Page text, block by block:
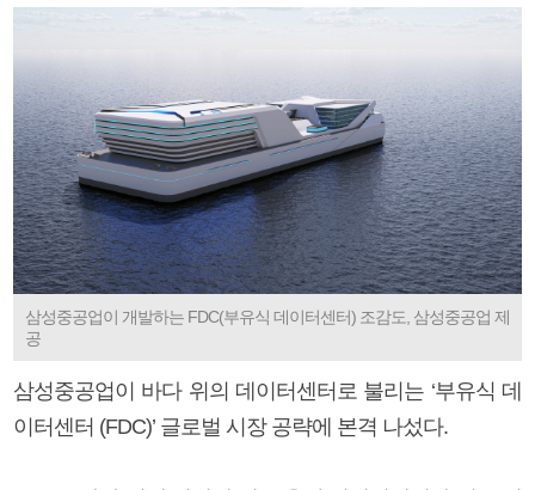
삼성중공업이 개발하는 FDC(부유식 데이터센터) 조감도, 삼성중공업 제
공
삼성중공업이 바다 위의 데이터센터로 불리는 ‘부유식 데
이터센터 (FDC)’ 글로벌 시장 공략에 본격 나섰다.